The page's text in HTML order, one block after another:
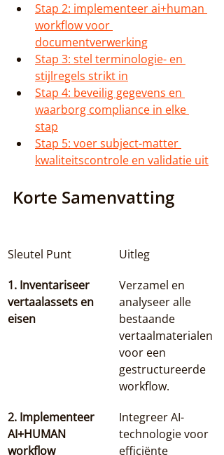
Stap 2: implementeer ai+human
workflow voor
documentverwerking
Stap 3: stel terminologie- en
stijlregels strikt in
Stap 4: beveilig gegevens en
waarborg compliance in elke
stap
Stap 5: voer subject-matter
kwaliteitscontrole en validatie uit
Korte Samenvatting
Sleutel Punt
Uitleg
1. Inventariseer
vertaalassets en
eisen
Verzamel en
analyseer alle
bestaande
vertaalmaterialen
voor een
gestructureerde
workflow.
2. Implementeer
AI+HUMAN
workflow
Integreer AI-
technologie voor
efficiënte